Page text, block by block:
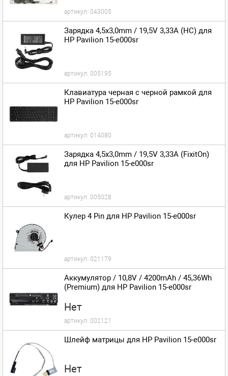
артикул: 043005
Зарядка 4,5x3,0mm / 19,5V 3,33A (HC) для
HP Pavilion 15-e000sr
артикул: 005195
Клавиатура черная с черной рамкой для
HP Pavilion 15-e000sr
артикул: 014080
Зарядка 4,5x3,0mm / 19,5V 3,33A (FixitOn)
для HP Pavilion 15-e000sr
артикул: 005028
Кулер 4 Pin для HP Pavilion 15-e000sr
артикул: 021179
Аккумулятор / 10,8V / 4200mAh / 45,36Wh
(Premium) для HP Pavilion 15-e000sr
Нет
артикул: 002121
Шлейф матрицы для HP Pavilion 15-e000sr
Нет